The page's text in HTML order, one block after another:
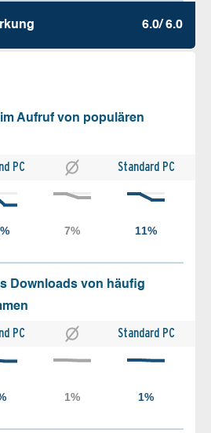
6.0/ 6.0
Aufruf von populären
PC Standard PC
Downloads von häufig
PC Standard PC